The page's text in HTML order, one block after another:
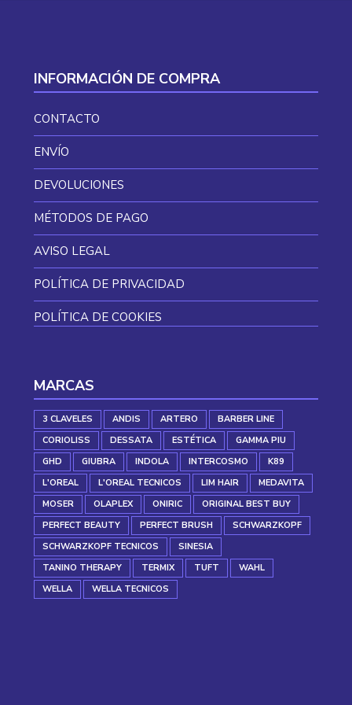
INFORMACIÓN DE COMPRA
CONTACTO
ENVÍO
DEVOLUCIONES
MÉTODOS DE PAGO
AVISO LEGAL
POLÍTICA DE PRIVACIDAD
POLÍTICA DE COOKIES
MARCAS
3 CLAVELES ANDIS ARTERO
BARBER LINE
CORIOLISS
DESSATA ESTÉTICA
GAMMA PIU
GHD
GIUBRA INDOLA INTERCOSMO
K89
L'OREAL
L'OREAL TECNICOS LIM HAIR
MEDAVITA
MOSER
OLAPLEX ONIRIC
ORIGINAL BEST BUY
PERFECT BEAUTY
PERFECT BRUSH
SCHWARZKOPF
SCHWARZKOPF TECNICOS
SINESIA
TANINO THERAPY
TERMIX TUFT
WAHL
WELLA
WELLA TECNICOS